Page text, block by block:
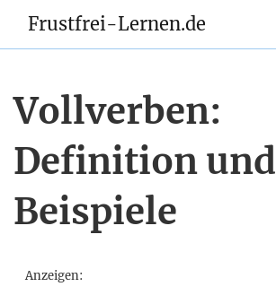
Frustfrei-Lernen.de
Vollverben:
Definition und
Beispiele
Anzeigen: